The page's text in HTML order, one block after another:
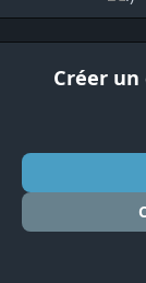
Créer